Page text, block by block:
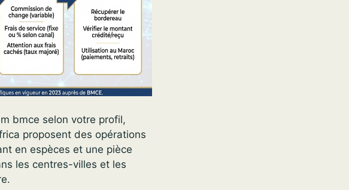
bmce selon votre profil,
proposent des opérations
en espèces et une pièce
les centres-villes et les